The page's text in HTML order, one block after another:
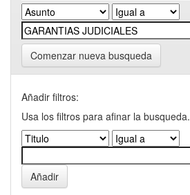
Comenzar nueva busqueda
Añadir filtros:
Usa los filtros para afinar la busqueda.